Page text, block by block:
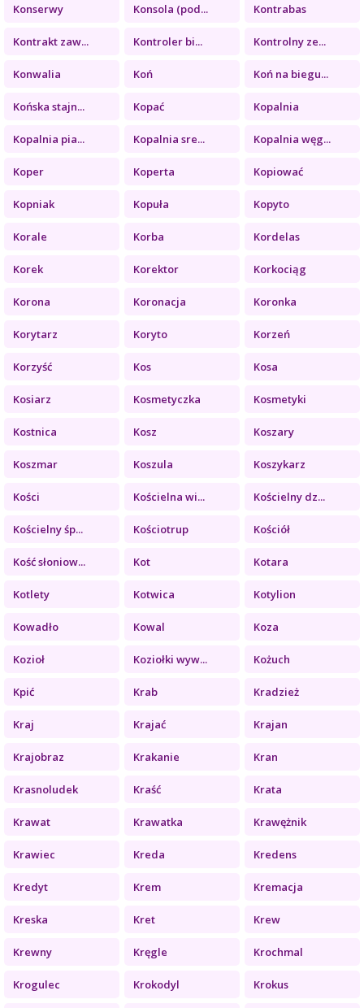
Konserwy Konsola (pod... Kontrabas
Kontrakt zaw... Kontroler bi... Kontrolny ze...
Konwalia Koń Koń na biegu...
Końska stajn... Kopać Kopalnia
Kopalnia pia... Kopalnia sre... Kopalnia węg...
Koper Koperta Kopiować
Kopniak Kopuła Kopyto
Korale Korba Kordelas
Korek Korektor Korkociąg
Korona Koronacja Koronka
Korytarz Koryto Korzeń
Korzyść Kos Kosa
Kosiarz Kosmetyczka Kosmetyki
Kostnica Kosz Koszary
Koszmar Koszula Koszykarz
Kości Kościelna wi... Kościelny dz...
Kościelny śp... Kościotrup Kościół
Kość słoniow... Kot Kotara
Kotlety Kotwica Kotylion
Kowadło Kowal Koza
Kozioł Koziołki wyw... Kożuch
Kpić Krab Kradzież
Kraj Krajać Krajan
Krajobraz Krakanie Kran
Krasnoludek Kraść Krata
Krawat Krawatka Krawężnik
Krawiec Kreda Kredens
Kredyt Krem Kremacja
Kreska Kret Krew
Krewny Kręgle Krochmal
Krogulec Krokodyl Krokus